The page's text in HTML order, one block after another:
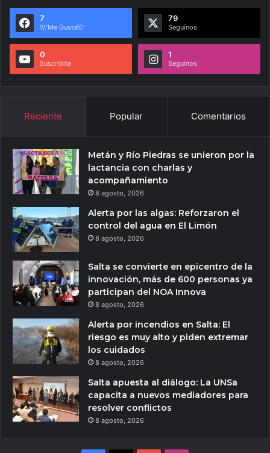
7
\\\"Me Gusta\\\"
79
Seguínos
0
Suscribite
1
Seguínos
Reciente Popular Comentarios
Metán y Río Piedras se unieron por la
lactancia con charlas y
acompañamiento
8 agosto, 2026
Alerta por las algas: Reforzaron el
control del agua en El Limón
8 agosto, 2026
Salta se convierte en epicentro de la
innovación, más de 600 personas ya
participan del NOA Innova
8 agosto, 2026
Alerta por incendios en Salta: El
riesgo es muy alto y piden extremar
los cuidados
8 agosto, 2026
Salta apuesta al diálogo: La UNSa
capacita a nuevos mediadores para
resolver conflictos
8 agosto, 2026